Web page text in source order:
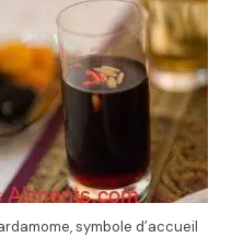
symbole d’accueil